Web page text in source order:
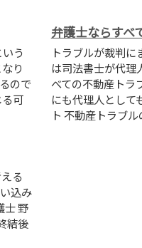
う
り
ので
可
弁護士ならすべ
トラブルが裁判
は司法書士が代理
べての不動産トラ
にも代理人として
ト 不動産トラブ
る
込み
士 野
結後